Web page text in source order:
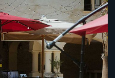
a mit à l’aise, il nous a
poses figées, il a prit
c’est vraiment précieux.